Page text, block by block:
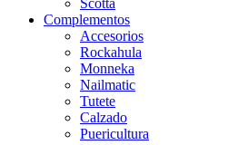
Scotta
Complementos
Accesorios
Rockahula
Monneka
Nailmatic
Tutete
Calzado
Puericultura